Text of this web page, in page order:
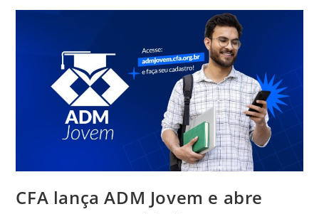
Estratégica
O
Administrador
Cristiano
Dourado
CFA lança ADM Jovem e abre